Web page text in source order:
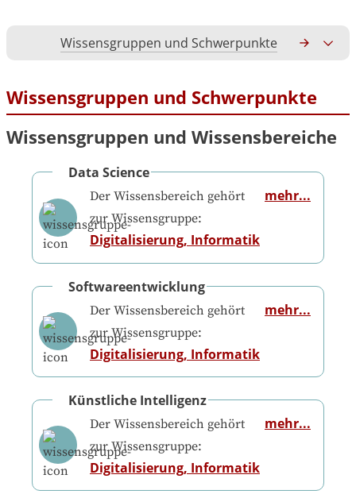
Wissensgruppen und Schwerpunkte
Wissensgruppen und Schwerpunkte
Wissensgruppen und Wissensbereiche
Data Science
Der Wissensbereich gehört
zur Wissensgruppe:
Digitalisierung, Informatik
mehr...
Softwareentwicklung
Der Wissensbereich gehört
zur Wissensgruppe:
Digitalisierung, Informatik
mehr...
Künstliche Intelligenz
Der Wissensbereich gehört
zur Wissensgruppe:
Digitalisierung, Informatik
mehr...